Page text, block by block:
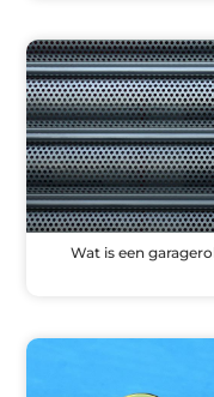
Wat is een